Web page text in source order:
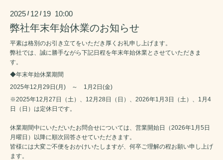
2025 / 12 / 19 10:00
弊社年末年始休業のお知らせ
平素は格別のお引き立てをいただき厚くお礼申し上げます。
弊社では、誠に勝手ながら下記日程を年末年始休業とさせていただきま
す。
◆年末年始休業期間
2025年12月29日(月) ～ 1月2日(金)
※2025年12月27日（土）、12月28日（日）、2026年1月3日（土）、1月4
日（日）は定休日です。
休業期間中にいただいたお問合せについては、営業開始日（2026年1月5日
月曜日）以降に順次回答させていただきます。
皆様には大変ご不便をおかけいたしますが、何卒ご理解の程お願い申し上げ
ます。